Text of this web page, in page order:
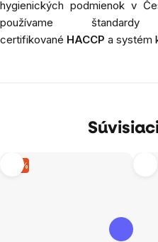
hygienických podmienok v
používame
certifikované HACCP a systém
–3 %